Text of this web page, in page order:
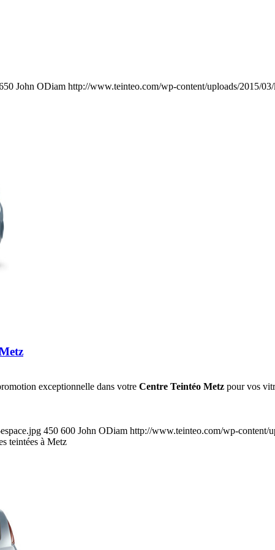
John ODiam http://www.teinteo.com/wp-content/uploads/2015/
exceptionnelle dans votre Centre Teintéo Metz pour vos
450 600 John ODiam http://www.teinteo.com/wp-content/
teintées à Metz